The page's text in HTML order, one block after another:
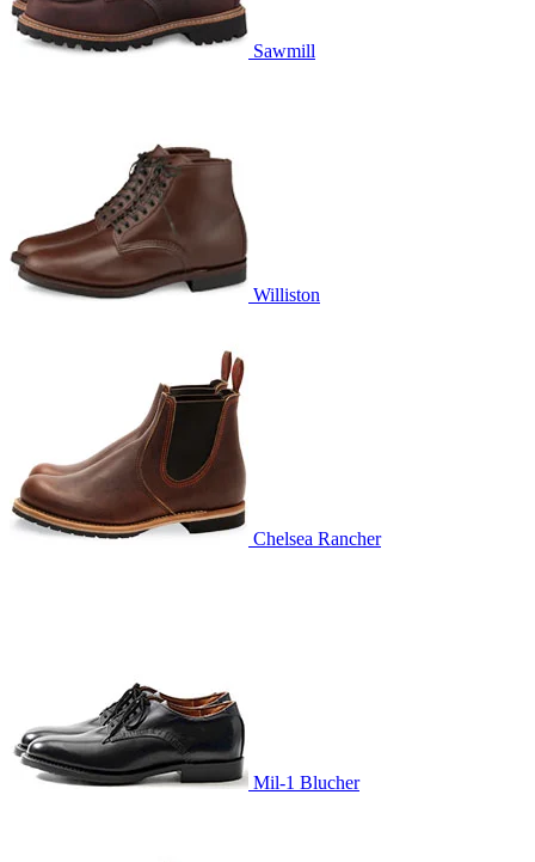
Sawmill
Williston
Chelsea Rancher
Mil-1 Blucher